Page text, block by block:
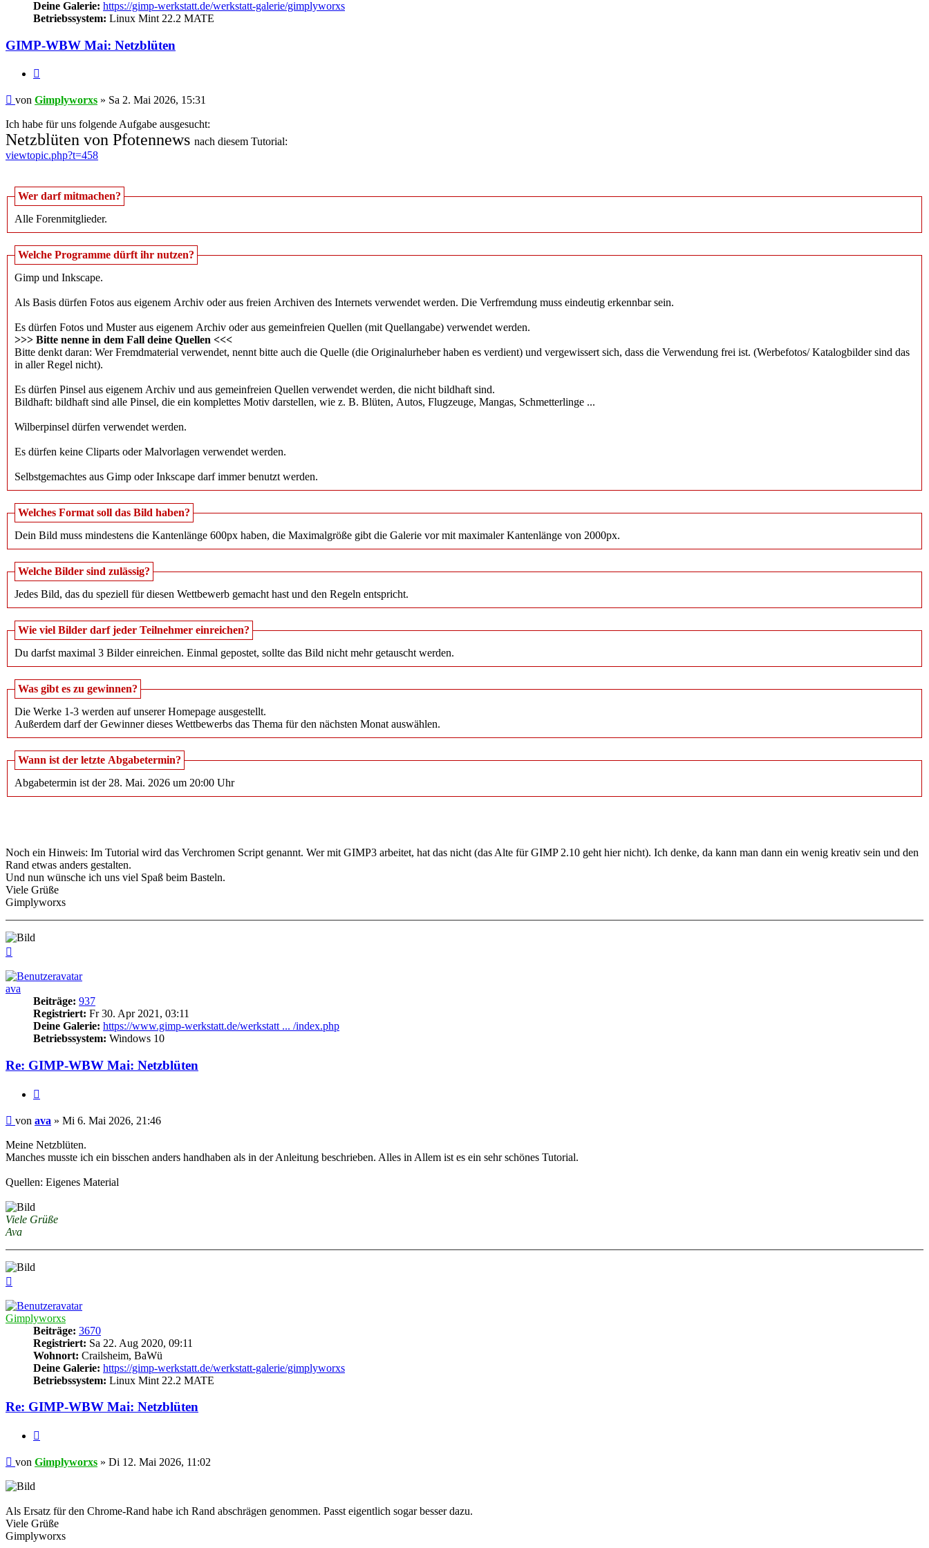
Deine Galerie: https://gimp-werkstatt.de/werkstatt-galerie/gimplyworxs
Betriebssystem: Linux Mint 22.2 MATE
GIMP-WBW Mai: Netzblüten
Beitrag
von Gimplyworxs » Sa 2. Mai 2026, 15:31
Ich habe für uns folgende Aufgabe ausgesucht:
Netzblüten von Pfotennews nach diesem Tutorial:
viewtopic.php?t=458
Wer darf mitmachen?
Alle Forenmitglieder.
Welche Programme dürft ihr nutzen?
Gimp und Inkscape.
Als Basis dürfen Fotos aus eigenem Archiv oder aus freien Archiven des Internets verwendet werden. Die Verfremdung muss eindeutig erkennbar sein.
Es dürfen Fotos und Muster aus eigenem Archiv oder aus gemeinfreien Quellen (mit Quellangabe) verwendet werden.
>>> Bitte nenne in dem Fall deine Quellen <<<
Bitte denkt daran: Wer Fremdmaterial verwendet, nennt bitte auch die Quelle (die Originalurheber haben es verdient) und vergewissert sich, dass die Verwendung frei ist. (Werbefotos/ Katalogbilder sind das
in aller Regel nicht).
Es dürfen Pinsel aus eigenem Archiv und aus gemeinfreien Quellen verwendet werden, die nicht bildhaft sind.
Bildhaft: bildhaft sind alle Pinsel, die ein komplettes Motiv darstellen, wie z. B. Blüten, Autos, Flugzeuge, Mangas, Schmetterlinge ...
Wilberpinsel dürfen verwendet werden.
Es dürfen keine Cliparts oder Malvorlagen verwendet werden.
Selbstgemachtes aus Gimp oder Inkscape darf immer benutzt werden.
Welches Format soll das Bild haben?
Dein Bild muss mindestens die Kantenlänge 600px haben, die Maximalgröße gibt die Galerie vor mit maximaler Kantenlänge von 2000px.
Welche Bilder sind zulässig?
Jedes Bild, das du speziell für diesen Wettbewerb gemacht hast und den Regeln entspricht.
Wie viel Bilder darf jeder Teilnehmer einreichen?
Du darfst maximal 3 Bilder einreichen. Einmal gepostet, sollte das Bild nicht mehr getauscht werden.
Was gibt es zu gewinnen?
Die Werke 1-3 werden auf unserer Homepage ausgestellt.
Außerdem darf der Gewinner dieses Wettbewerbs das Thema für den nächsten Monat auswählen.
Wann ist der letzte Abgabetermin?
Abgabetermin ist der 28. Mai. 2026 um 20:00 Uhr
Noch ein Hinweis: Im Tutorial wird das Verchromen Script genannt. Wer mit GIMP3 arbeitet, hat das nicht (das Alte für GIMP 2.10 geht hier nicht). Ich denke, da kann man dann ein wenig kreativ sein und den
Rand etwas anders gestalten.
Und nun wünsche ich uns viel Spaß beim Basteln.
Viele Grüße
Gimplyworxs
ava
Beiträge: 937
Registriert: Fr 30. Apr 2021, 03:11
Deine Galerie: https://www.gimp-werkstatt.de/werkstatt ... /index.php
Betriebssystem: Windows 10
Re: GIMP-WBW Mai: Netzblüten
Beitrag
von ava » Mi 6. Mai 2026, 21:46
Meine Netzblüten.
Manches musste ich ein bisschen anders handhaben als in der Anleitung beschrieben. Alles in Allem ist es ein sehr schönes Tutorial.
Quellen: Eigenes Material
Viele Grüße
Ava
Gimplyworxs
Beiträge: 3670
Registriert: Sa 22. Aug 2020, 09:11
Wohnort: Crailsheim, BaWü
Deine Galerie: https://gimp-werkstatt.de/werkstatt-galerie/gimplyworxs
Betriebssystem: Linux Mint 22.2 MATE
Re: GIMP-WBW Mai: Netzblüten
Beitrag
von Gimplyworxs » Di 12. Mai 2026, 11:02
Als Ersatz für den Chrome-Rand habe ich Rand abschrägen genommen. Passt eigentlich sogar besser dazu.
Viele Grüße
Gimplyworxs